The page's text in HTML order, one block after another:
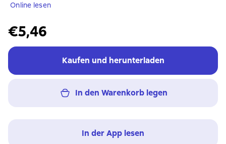
Online lesen
€5,46
Kaufen und herunterladen
In den Warenkorb legen
In der App lesen